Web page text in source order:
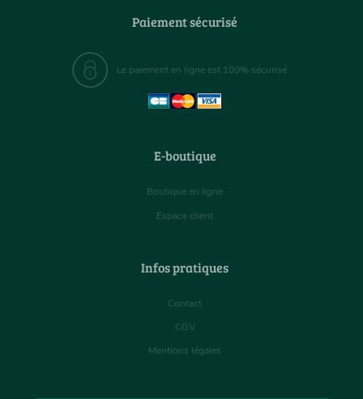
Paiement sécurisé
Le paiement en ligne est 100% sécurisé
E-boutique
Boutique en ligne
Espace client
Infos pratiques
Contact
CGV
Mentions légales